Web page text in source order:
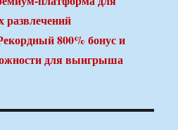
развлечений
800% бонус и
для выигрыша